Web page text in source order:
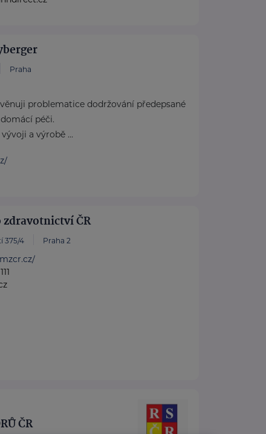
Praha
problematice dodržování předepsané
péči.
a výrobě ...
ČR
375/4 Praha 2
ČR